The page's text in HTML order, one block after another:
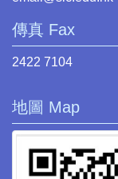
傳真 Fax
2422 7104
地圖 Map